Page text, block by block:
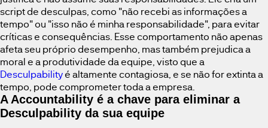
script de desculpas, como "não recebi as informações a
tempo" ou "isso não é minha responsabilidade", para evitar
críticas e consequências. Esse comportamento não apenas
afeta seu próprio desempenho, mas também prejudica a
moral e a produtividade da equipe, visto que a
Desculpabilityé altamente contagiosa, e se não for extinta a
tempo, pode comprometer toda a empresa.
A Accountability é a chave para eliminar a
Desculpability da sua equipe